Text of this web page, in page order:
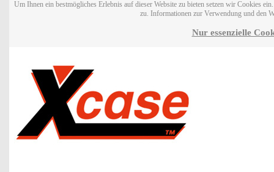
Um Ihnen ein bestmögliches Erlebnis auf dieser Website zu bieten setzen wir Cookies
zu. Informationen zur Verwendung und den
Nur essenzielle